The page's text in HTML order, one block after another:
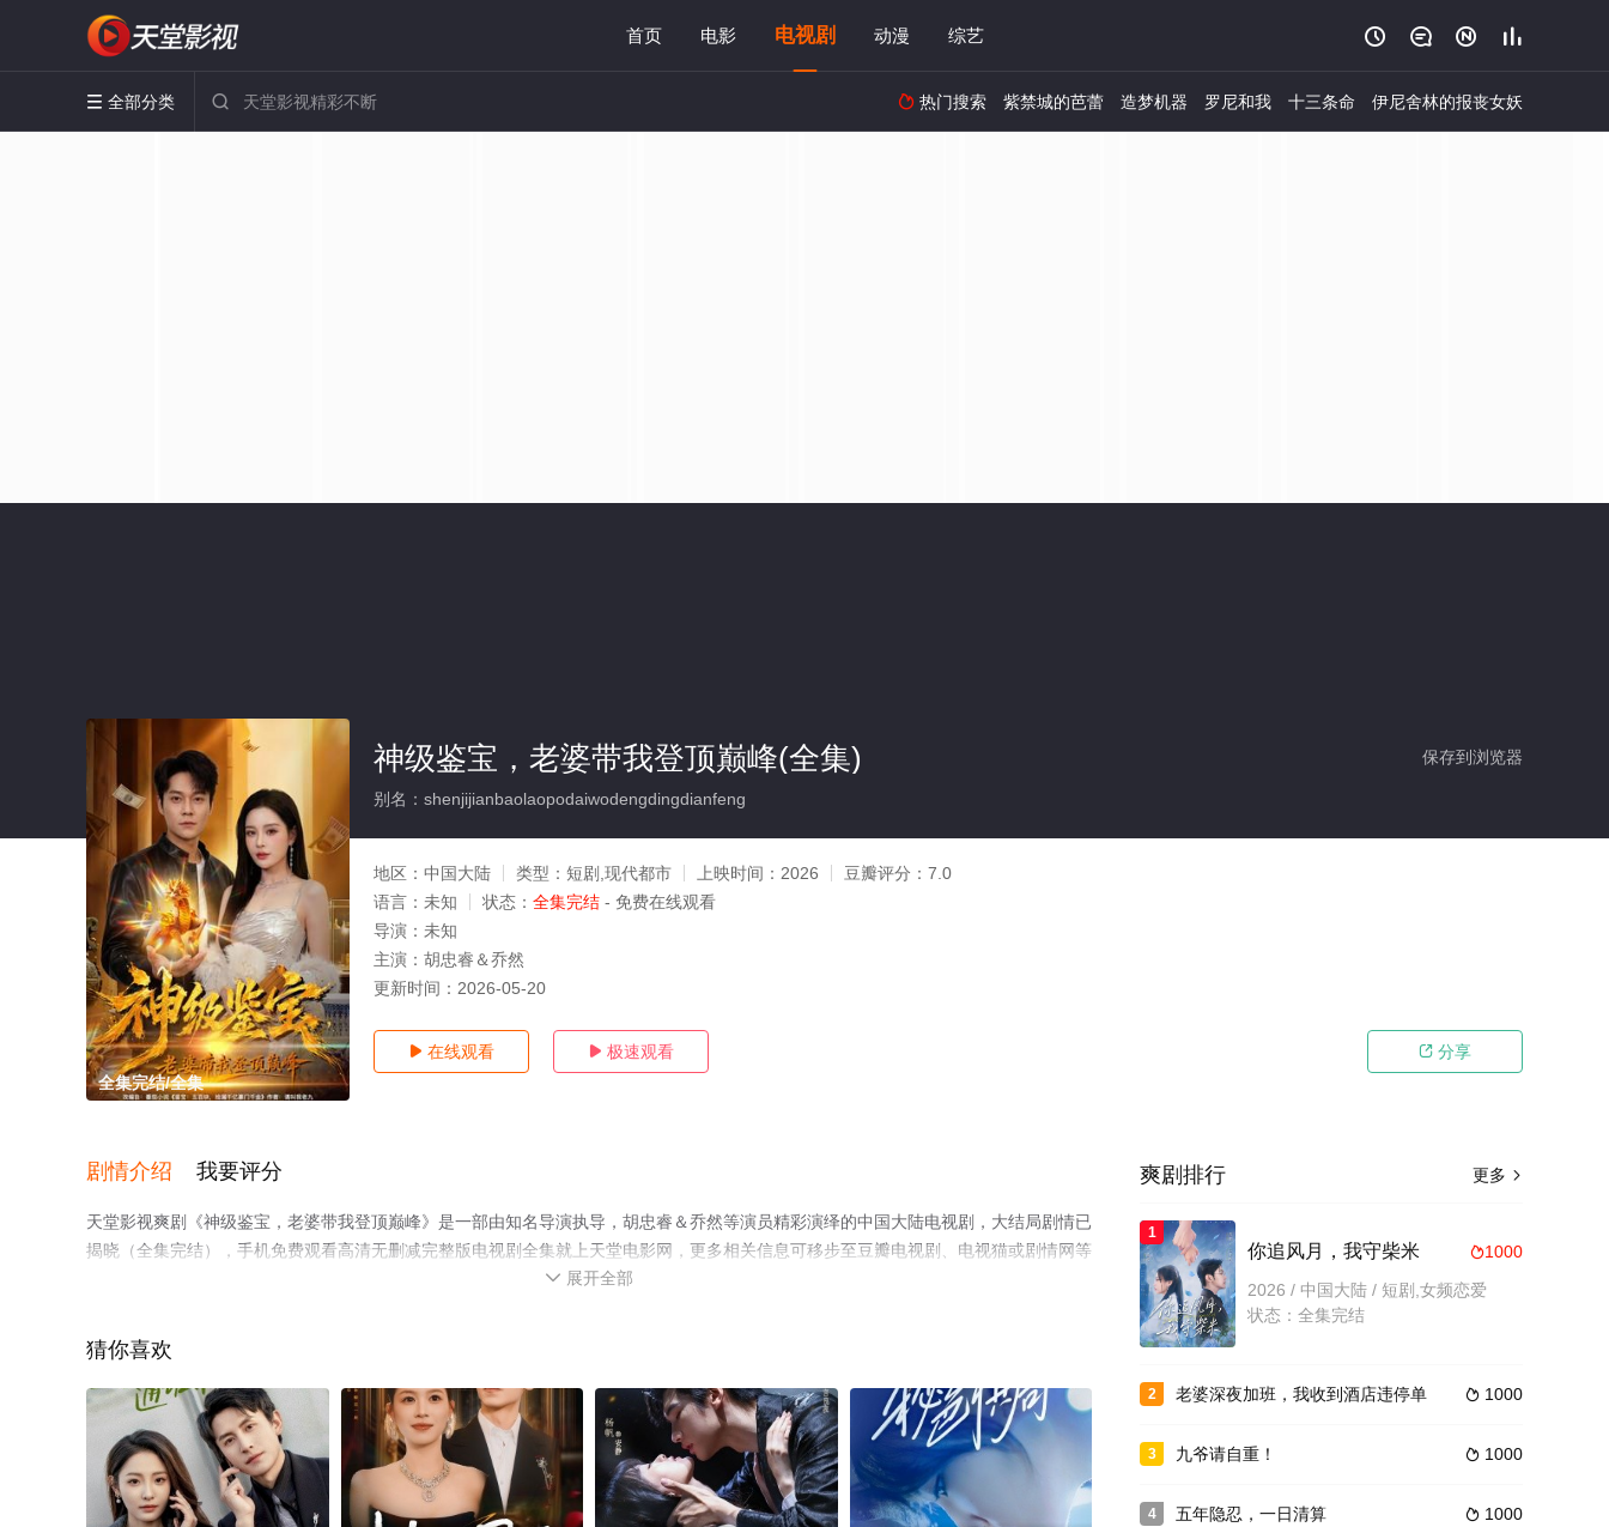
首页 电影 电视剧 动漫 综艺    
 全部分类   热门搜索 紫禁城的芭蕾 造梦机器 罗尼和我 十三条命 伊尼舍林的报丧女妖
全集完结/全集
保存到浏览器
神级鉴宝，老婆带我登顶巅峰(全集)
别名：shenjijianbaolaopodaiwodengdingdianfeng
地区： 中国大陆 类型： 短剧,现代都市 上映时间： 2026 豆瓣评分： 7.0
语言： 未知 状态： 全集完结 - 免费在线观看
导演： 未知
主演： 胡忠睿＆乔然
更新时间： 2026-05-20
 在线观看  极速观看  分享
剧情介绍 我要评分
天堂影视爽剧《神级鉴宝，老婆带我登顶巅峰》是一部由知名导演执导，胡忠睿＆乔然等演员精彩演绎的中国大陆电视剧，大结局剧情已
揭晓（全集完结），手机免费观看高清无删减完整版电视剧全集就上天堂电影网，更多相关信息可移步至豆瓣电视剧、电视猫或剧情网等
 展开全部
猜你喜欢
更多 
爽剧排行
1
1000
你追风月，我守柴米
2026 / 中国大陆 / 短剧,女频恋爱
状态：全集完结
2  1000
老婆深夜加班，我收到酒店违停单
3  1000
九爷请自重！
4  1000
五年隐忍，一日清算